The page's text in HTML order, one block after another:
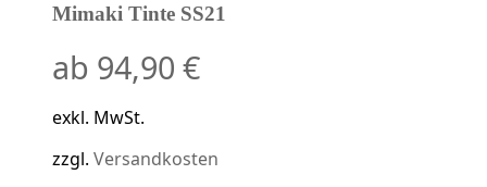
Mimaki Tinte SS21
ab 94,90 €
exkl. MwSt.
zzgl. Versandkosten